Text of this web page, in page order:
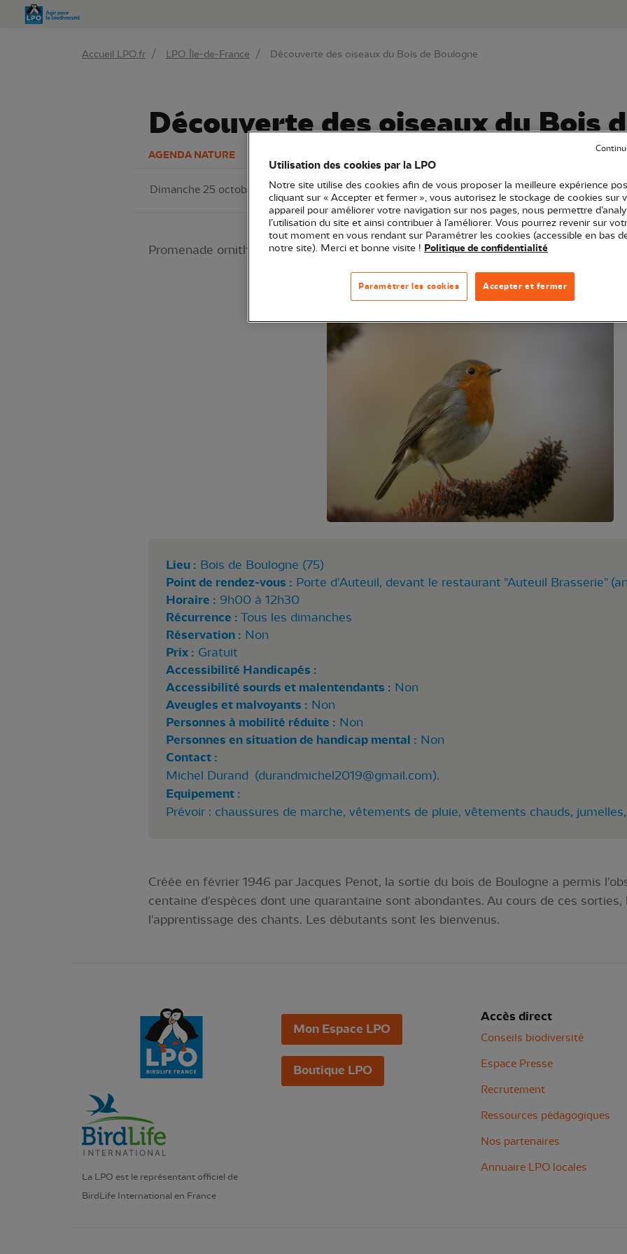
Aller à la
Accueil LPO.fr LPO Île-de-France Découverte des oiseaux du Bois de Boulogne
Découverte des oiseaux du Bois
AGENDA NATURE
Dimanche 25 octobre 2026 LPO Île-de-France Sortie nature 75 - Paris
Promenade ornithologique proposée par Michel Durand
Lieu : Bois de Boulogne (75)
Point de rendez-vous : Porte d'Auteuil, devant le restaurant "Auteuil Brasserie"
Horaire : 9h00 à 12h30
Récurrence : Tous les dimanches
Réservation : Non
Prix : Gratuit
Accessibilité Handicapés :
Accessibilité sourds et malentendants : Non
Aveugles et malvoyants : Non
Personnes à mobilité réduite : Non
Personnes en situation de handicap mental : Non
Contact :
Michel Durand (durandmichel2019@gmail.com).
Equipement :
Prévoir : chaussures de marche, vêtements de pluie, vêtements chauds,
Créée en février 1946 par Jacques Penot, la sortie du bois de Boulogne a permis
centaine d'espèces dont une quarantaine sont abondantes. Au cours de ces
l'apprentissage des chants. Les débutants sont les bienvenus.
La LPO est le représentant officiel de
BirdLife International en France
Mon Espace LPO
Boutique LPO
Accès direct
Conseils biodiversité
Espace Presse
Recrutement
Ressources pédagogiques
Nos partenaires
Annuaire LPO locales
Utilisation des cookies par la LPO
Notre site utilise des cookies afin de vous proposer la meilleure expérience
cliquant sur « Accepter et fermer », vous autorisez le stockage de cookies sur
appareil pour améliorer votre navigation sur nos pages, nous permettre
l’utilisation du site et ainsi contribuer à l’améliorer. Vous pourrez revenir sur
tout moment en vous rendant sur Paramétrer les cookies (accessible en bas
notre site). Merci et bonne visite ! Politique de confidentialité
Accepter et fermer
Paramétrer les cookies